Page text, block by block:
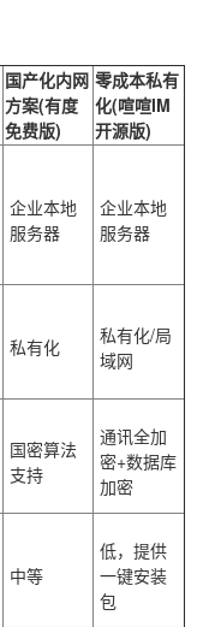
国产化内网
方案(有度
免费版)
零成本私有
化(喧喧IM
开源版)
企业本地
服务器
企业本地
服务器
私有化
私有化/局
域网
国密算法
支持
通讯全加
密+数据库
加密
中等
低，提供
一键安装
包